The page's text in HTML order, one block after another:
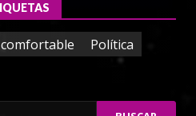
comfortable
Política